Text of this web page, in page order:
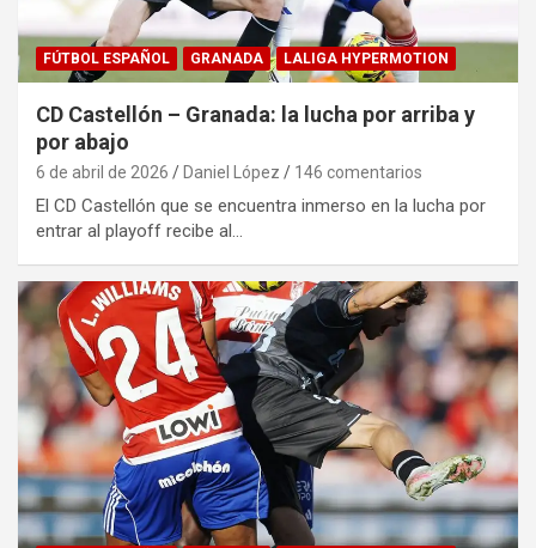
FÚTBOL ESPAÑOL GRANADA LALIGA HYPERMOTION
CD Castellón – Granada: la lucha por arriba y
por abajo
6 de abril de 2026 Daniel López 146 comentarios
El CD Castellón que se encuentra inmerso en la lucha por
entrar al playoff recibe al…